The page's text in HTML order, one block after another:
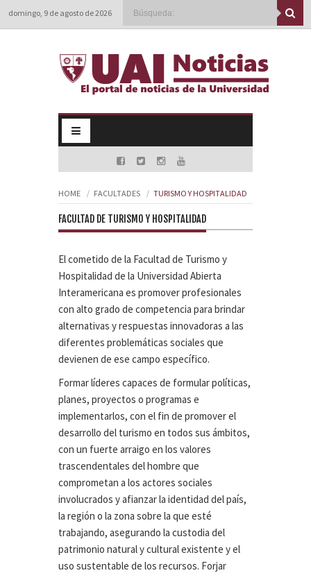
domingo, 9 de agosto de 2026
HOME FACULTADES TURISMO Y HOSPITALIDAD
FACULTAD DE TURISMO Y HOSPITALIDAD
El cometido de la Facultad de Turismo y
Hospitalidad de la Universidad Abierta
Interamericana es promover profesionales
con alto grado de competencia para brindar
alternativas y respuestas innovadoras a las
diferentes problemáticas sociales que
devienen de ese campo específico.
Formar líderes capaces de formular políticas,
planes, proyectos o programas e
implementarlos, con el fin de promover el
desarrollo del turismo en todos sus ámbitos,
con un fuerte arraigo en los valores
trascendentales del hombre que
comprometan a los actores sociales
involucrados y afianzar la identidad del país,
la región o la zona sobre la que esté
trabajando, asegurando la custodia del
patrimonio natural y cultural existente y el
uso sustentable de los recursos. Forjar